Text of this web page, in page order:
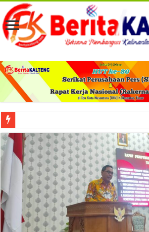
Viral! Selama Dua Bulan Lebih Siltap Serta